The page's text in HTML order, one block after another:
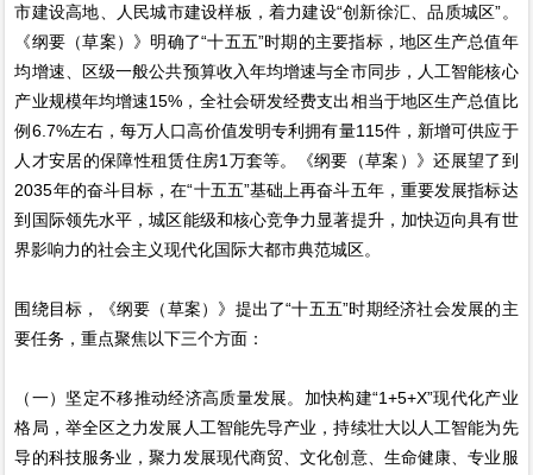
市建设高地、人民城市建设样板，着力建设“创新徐汇、品质城区”。
《纲要（草案）》明确了“十五五”时期的主要指标，地区生产总值年
均增速、区级一般公共预算收入年均增速与全市同步，人工智能核心
产业规模年均增速15%，全社会研发经费支出相当于地区生产总值比
例6.7%左右，每万人口高价值发明专利拥有量115件，新增可供应于
人才安居的保障性租赁住房1万套等。《纲要（草案）》还展望了到
2035年的奋斗目标，在“十五五”基础上再奋斗五年，重要发展指标达
到国际领先水平，城区能级和核心竞争力显著提升，加快迈向具有世
界影响力的社会主义现代化国际大都市典范城区。
围绕目标，《纲要（草案）》提出了“十五五”时期经济社会发展的主
要任务，重点聚焦以下三个方面：
（一）坚定不移推动经济高质量发展。加快构建“1+5+X”现代化产业
格局，举全区之力发展人工智能先导产业，持续壮大以人工智能为先
导的科技服务业，聚力发展现代商贸、文化创意、生命健康、专业服